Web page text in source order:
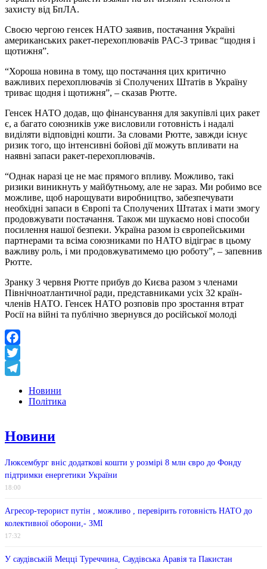
захисту від БпЛА.
Своєю чергою генсек НАТО заявив, постачання Україні
американських ракет-перехоплювачів PAC-3 триває “щодня і
щотижня”.
“Хороша новина в тому, що постачання цих критично
важливих перехоплювачів зі Сполучених Штатів в Україну
триває щодня і щотижня”, – сказав Рютте.
Генсек НАТО додав, що фінансування для закупівлі цих ракет
є, а багато союзників уже висловили готовність і надалі
виділяти відповідні кошти. За словами Рютте, завжди існує
ризик того, що інтенсивні бойові дії можуть впливати на
наявні запаси ракет-перехоплювачів.
“Однак наразі це не має прямого впливу. Можливо, такі
ризики виникнуть у майбутньому, але не зараз. Ми робимо все
можливе, щоб нарощувати виробництво, забезпечувати
необхідні запаси в Європі та Сполучених Штатах і мати змогу
продовжувати постачання. Також ми шукаємо нові способи
посилення нашої безпеки. Україна разом із європейськими
партнерами та всіма союзниками по НАТО відіграє в цьому
важливу роль, і ми продовжуватимемо цю роботу”, – запевнив
Рютте.
Зранку 3 червня Рютте прибув до Києва разом з членами
Північноатлантичної ради, представниками усіх 32 країн-
членів НАТО. Генсек НАТО розповів про зростання втрат
Росії на війні та публічно звернувся до російської молоді
Facebook
Twitter
Новини
Політика
Новини
Люксембург вніс додаткові кошти у розмірі 8 млн євро до Фонду
підтримки енергетики України
18:00
Агресор-терорист путін , можливо , перевірить готовність НАТО до
колективної оборони,- ЗМІ
17:32
У саудівській Мецці Туреччина, Саудівська Аравія та Пакистан